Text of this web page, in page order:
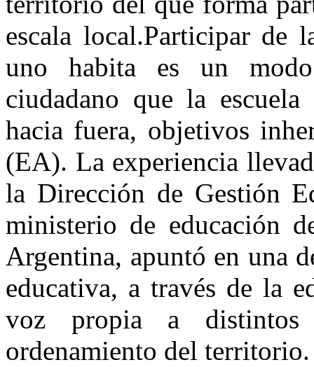
escala local.Participar de
uno habita es un
ciudadano que la
hacia fuera, objetivos
(EA). La experiencia
la Dirección de Gestión
ministerio de educación
Argentina, apuntó en una
educativa, a través de la
voz propia a distintos
ordenamiento del territorio.